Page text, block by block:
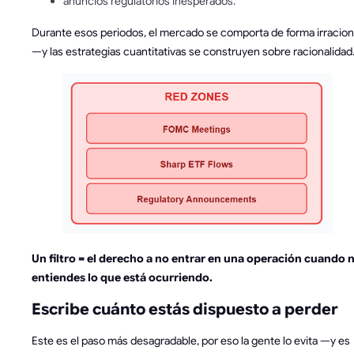
Durante esos periodos, el mercado se comporta de forma
—y las estrategias cuantitativas se construyen sobre racionalidad.
Un filtro = el derecho a no entrar en una operación cuando
entiendes lo que está ocurriendo.
Escribe cuánto estás dispuesto a perder
Este es el paso más desagradable, por eso la gente lo evita —y es